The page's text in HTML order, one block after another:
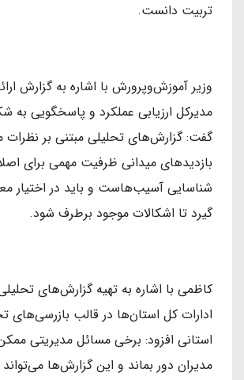
تربیت دانست.
وزیر آموزش‌وپرورش با اشاره به گزارش
مدیرکل ارزیابی عملکرد و پاسخگویی به
گفت: گزارش‌های تحلیلی مبتنی بر نظرات
بازدیدهای میدانی ظرفیت مهمی برای
شناسایی آسیب‌هاست و باید در اختیار
گیرد تا اشکالات موجود برطرف شود.
کاظمی با اشاره به تهیه گزارش‌های
ادارات کل استان‌ها در قالب
استانی افزود: برخی مسائل مدیریتی
مدیران دور بماند و این گزارش‌ها می‌تواند